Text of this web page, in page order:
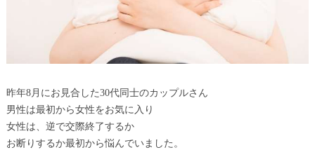
昨年8月にお見合した30代同士のカップルさん
男性は最初から女性をお気に入り
女性は、逆で交際終了するか
お断りするか最初から悩んでいました。